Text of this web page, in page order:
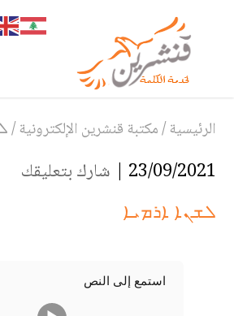
الرئيسية/مكتبة قنشرين الإلكترونية/
23/09/2021 | شارك بتعليقك
ܠܫܢܐ ܐܪܡܝܐ
استمع إلى النص